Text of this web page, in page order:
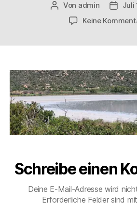
Beitragsautor
Von admin
Juli
Keine
Schreibe einen
Deine E-Mail-Adresse wird
Erforderliche Felder sind mit